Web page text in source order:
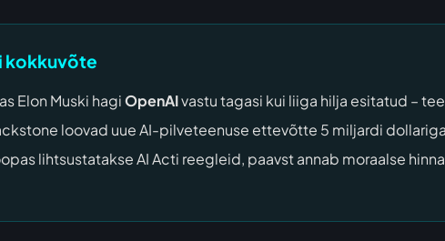
Elon Muski hagiOpenAIvastu tagasi kui liiga hilja esitatud –
loovad uue AI-pilveteenuse ettevõtte 5 miljardi
lihtsustatakse AI Acti reegleid, paavst annab moraalse